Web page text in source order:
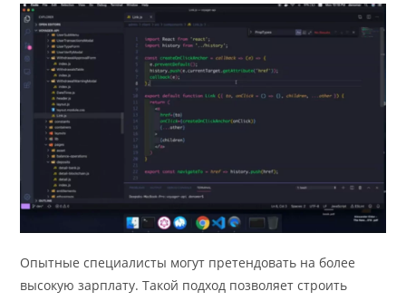
Опытные специалисты могут претендовать на более
высокую зарплату. Такой подход позволяет строить